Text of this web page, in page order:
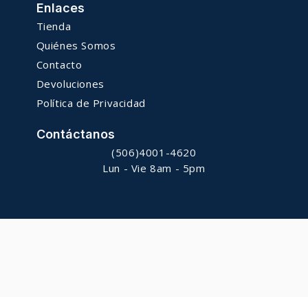
Enlaces
Tienda
Quiénes Somos
Contacto
Devoluciones
Política de Privacidad
Contáctanos
(506)4001-4620
Lun - Vie 8am - 5pm